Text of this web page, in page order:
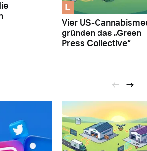
L
Vier US-
gründen das „Green
Press Collective“